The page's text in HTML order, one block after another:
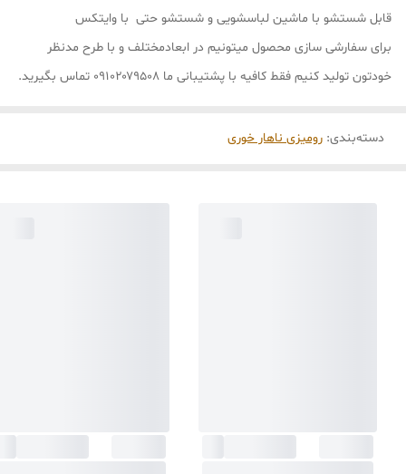
قابل شستشو با ماشین لباسشویی و شستشو حتی با وایتکس
برای سفارشی سازی محصول میتونیم در ابعادمختلف و با طرح مدنظر
خودتون تولید کنیم فقط کافیه با پشتیبانی ما ۰۹۱۰۲۰۷۹۵۰۸ تماس بگیرید.
دسته‌بندی: رومیزی ناهار خوری